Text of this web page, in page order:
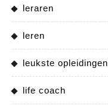
leraren
leren
leukste opleidingen
life coach